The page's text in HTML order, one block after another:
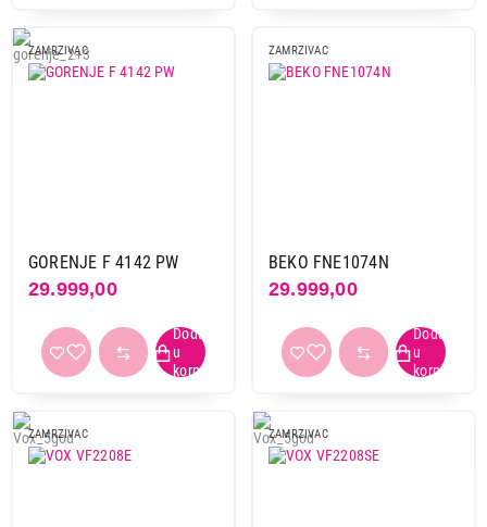
ZAMRZIVAC
GORENJE F 4142 PW
29.999,00
ZAMRZIVAC
BEKO FNE1074N
29.999,00
ZAMRZIVAC ZAMRZIVAC